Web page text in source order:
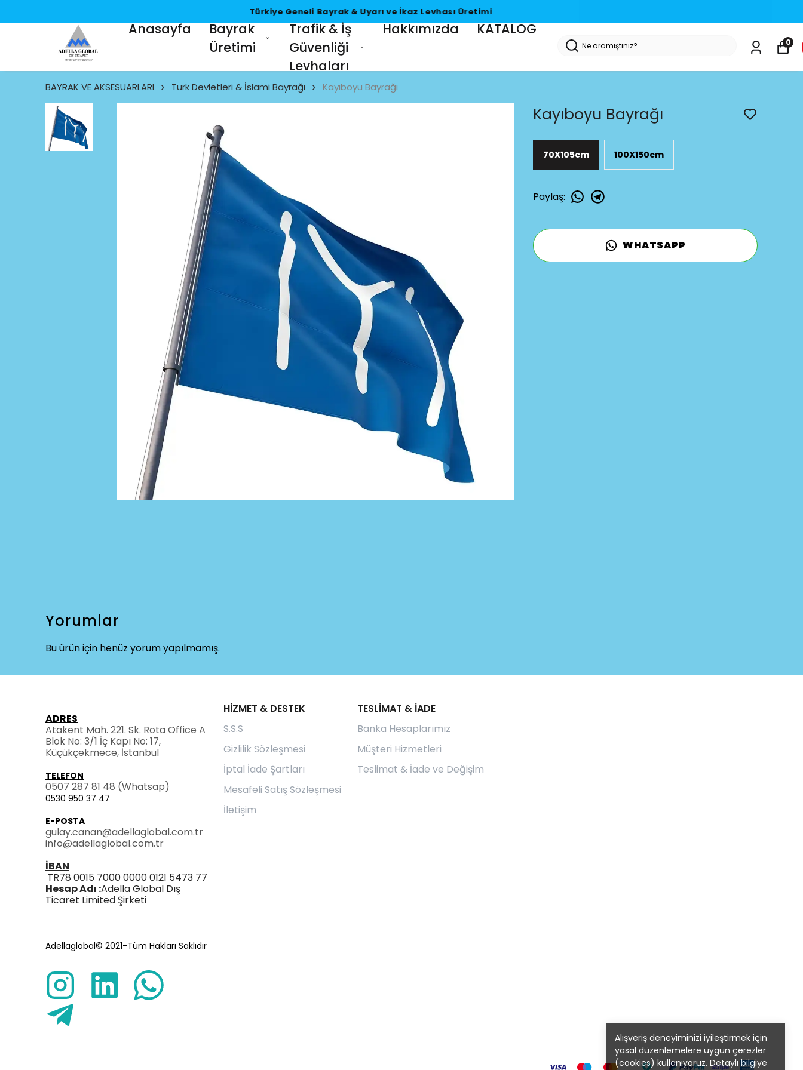
Türkiye Geneli Bayrak & Uyarı ve İkaz Levhası Üretimi
Anasayfa
Bayrak
Üretimi
Trafik & İş
Güvenliği
Levhaları
Hakkımızda KATALOG
0
Alışveriş deneyiminizi iyileştirmek için
yasal düzenlemelere uygun çerezler
(cookies) kullanıyoruz. Detaylı bilgiye
BAYRAK VE AKSESUARLARI Türk Devletleri & İslami Bayrağı Kayıboyu Bayrağı
Kayıboyu Bayrağı
70X105cm 100X150cm
Paylaş:
WHATSAPP
Yorumlar
Bu ürün için henüz yorum yapılmamış.
HİZMET & DESTEK
S.S.S
Gizlilik Sözleşmesi
İptal İade Şartları
Mesafeli Satış Sözleşmesi
İletişim
TESLİMAT & İADE
Banka Hesaplarımız
Müşteri Hizmetleri
Teslimat & İade ve Değişim
ADRES
Atakent Mah. 221. Sk. Rota Office A
Blok No: 3/1 İç Kapı No: 17,
Küçükçekmece, İstanbul
TELEFON
0507 287 81 48 (Whatsap)
0530 950 37 47
E-POSTA
gulay.canan@adellaglobal.com.tr
info@adellaglobal.com.tr
İBAN
TR78 0015 7000 0000 0121 5473 77
Hesap Adı :Adella Global Dış
Ticaret Limited Şirketi
Adellaglobal© 2021-Tüm Hakları Saklıdır